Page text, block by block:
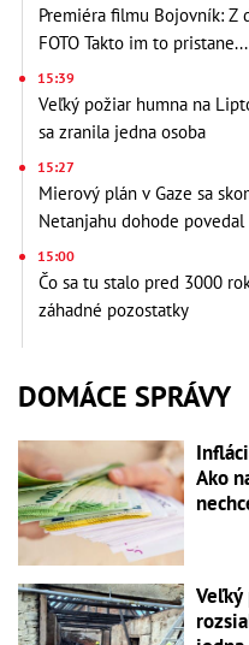
Premiéra filmu Bojovník: Z
FOTO Takto im to pristane...
15:39
Veľký požiar humna na
sa zranila jedna osoba
15:27
Mierový plán v Gaze sa
Netanjahu dohode povedal
15:00
Čo sa tu stalo pred 3000
záhadné pozostatky
DOMÁCE SPRÁVY
Ako
Veľký